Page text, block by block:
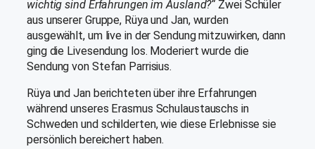
wichtig sind Erfahrungen im Ausland?“ Zwei Schüler
aus unserer Gruppe, Rüya und Jan, wurden
ausgewählt, um live in der Sendung mitzuwirken, dann
ging die Livesendung los. Moderiert wurde die
Sendung von Stefan Parrisius.
Rüya und Jan berichteten über ihre Erfahrungen
während unseres Erasmus Schulaustauschs in
Schweden und schilderten, wie diese Erlebnisse sie
persönlich bereichert haben.